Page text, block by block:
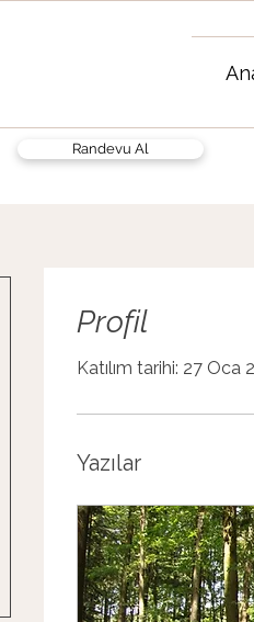
Randevu Al
Profil
Katılım tarihi: 27 Oca
Yazılar